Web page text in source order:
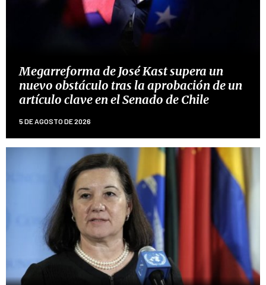
Megarreforma de José Kast supera un
nuevo obstáculo tras la aprobación de un
artículo clave en el Senado de Chile
5 DE AGOSTO DE 2026